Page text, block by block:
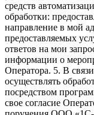
средств
обработки:
направление в мой
предоставляемых
ответов на мои
информации о
Оператора. 5. В
осуществлять
посредством
свое согласие